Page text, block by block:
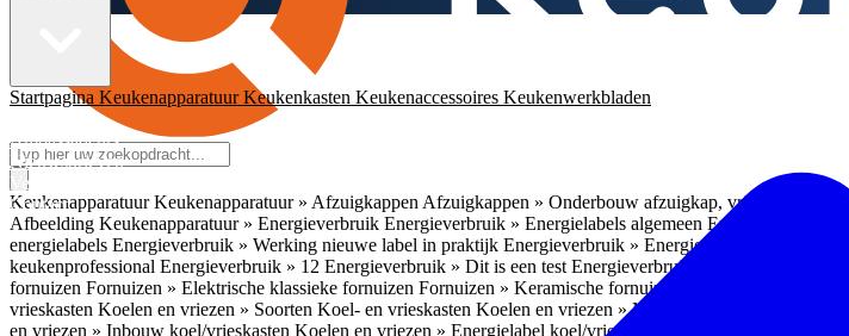
KeukenapparatuurKeukenapparatuur » Afzuigkappen Afzuigkappen » Onderbouw afzuigkap, vrijhangende
Afbeelding Keukenapparatuur » Energieverbruik Energieverbruik » Energielabels algemeen Energieverbruik »
energielabels Energieverbruik » Werking nieuwe label in praktijk Energieverbruik » Energieverbruik in de
keukenprofessional Energieverbruik » 12 Energieverbruik » Dit is een test Energieverbruik » 1
fornuizen Fornuizen » Elektrische klassieke fornuizen Fornuizen » Keramische fornuizen Keukenapparatuur
vrieskasten Koelen en vriezen » Soorten Koel- en vrieskasten Koelen en vriezen » Nismaten Koelen en
en vriezen » Inbouw koel/vrieskasten Koelen en vriezen » Energielabel koel/vrieskasten
Startpagina KeukenapparatuurKeukenkasten Keukenaccessoires Keukenwerkbladen
Ambassadeurs
Nieuwsbrieven
Veelgestelde vragen
Contact